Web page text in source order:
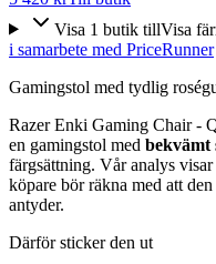
Visa 1 butik tillVisa
i samarbete med PriceRunner
Gamingstol med tydlig
Razer Enki Gaming Chair -
en gamingstol med bekvämt
färgsättning. Vår analys
köpare bör räkna med att
antyder.
Därför sticker den ut